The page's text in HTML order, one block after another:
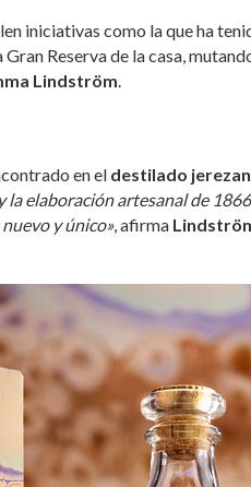
iniciativas como la que ha
Gran Reserva de la casa,
Lindström
en el destilado
elaboración artesanal de
y único», afirma